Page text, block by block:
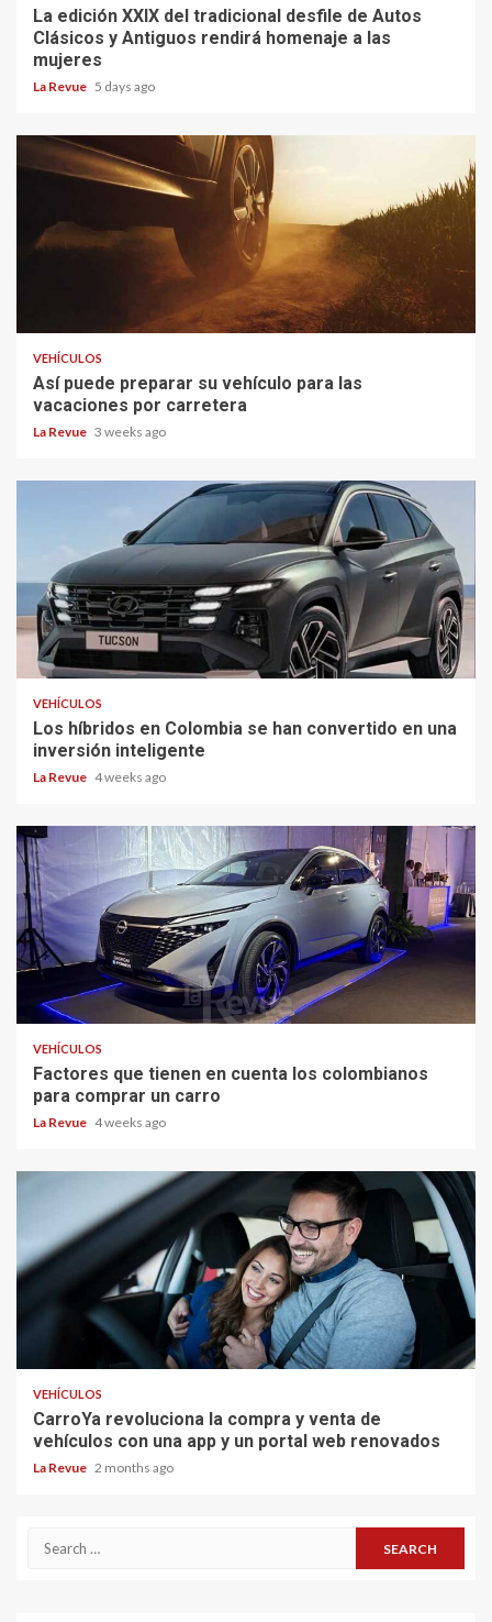
La edición XXIX del tradicional desfile de Autos
Clásicos y Antiguos rendirá homenaje a las
mujeres
La Revue 5 days ago
VEHÍCULOS
Así puede preparar su vehículo para las
vacaciones por carretera
La Revue 3 weeks ago
VEHÍCULOS
Los híbridos en Colombia se han convertido en una
inversión inteligente
La Revue 4 weeks ago
VEHÍCULOS
Factores que tienen en cuenta los colombianos
para comprar un carro
La Revue 4 weeks ago
VEHÍCULOS
CarroYa revoluciona la compra y venta de
vehículos con una app y un portal web renovados
La Revue 2 months ago
Search